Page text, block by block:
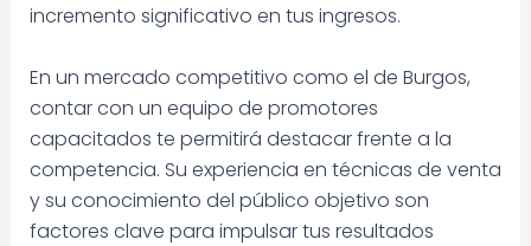
incremento significativo en tus ingresos.
En un mercado competitivo como el de Burgos,
contar con un equipo de promotores
capacitados te permitirá destacar frente a la
competencia. Su experiencia en técnicas de venta
y su conocimiento del público objetivo son
factores clave para impulsar tus resultados